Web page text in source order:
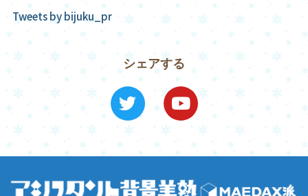
Tweets by bijuku_pr
シェアする